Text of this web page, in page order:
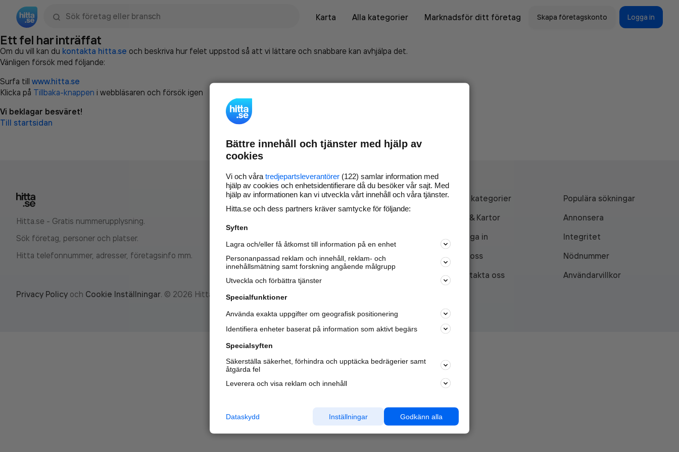
Karta
Alla kategorier Marknadsför ditt företag Skapa företagskonto Logga in
Ett fel har inträffat
Om du vill kan du kontakta hitta.se och beskriva hur felet uppstod så att vi lättare och snabbare kan avhjälpa det.
Vänligen försök med följande:
Surfa till www.hitta.se
Klicka på Tillbaka-knappen i webbläsaren och försök igen
Vi beklagar besväret!
Till startsidan
Hitta.se - Gratis nummerupplysning.
Sök företag, personer och platser.
Hitta telefonnummer, adresser, företagsinfo mm.
Marknadsför företaget på
nya kunder och
samarbetspartners nära dig.
Läs mer här
Alla kategorier
Populära sökningar
API & Kartor
Annonsera
Logga in
Integritet
Om oss
Nödnummer
Kontakta oss
Användarvillkor
Privacy Policy och Cookie Inställningar. © 2026 Hitta.se
Bättre innehåll och tjänster med hjälp av
cookies
Vi och våra tredjepartsleverantörer (122) samlar information med
hjälp av cookies och enhetsidentifierare då du besöker vår sajt. Med
hjälp av informationen kan vi utveckla vårt innehåll och våra tjänster.
Hitta.se och dess partners kräver samtycke för följande:
Syften
Lagra och/eller få åtkomst till information på en enhet
Personanpassad reklam och innehåll, reklam- och
innehållsmätning samt forskning angående målgrupp
Utveckla och förbättra tjänster
Specialfunktioner
Använda exakta uppgifter om geografisk positionering
Identifiera enheter baserat på information som aktivt begärs
Specialsyften
Säkerställa säkerhet, förhindra och upptäcka bedrägerier samt
åtgärda fel
Leverera och visa reklam och innehåll
Godkänn alla
Inställningar
Dataskydd